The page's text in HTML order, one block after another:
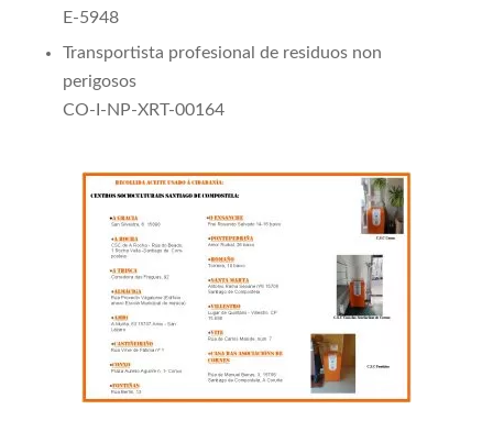
E-5948
Transportista profesional de residuos non
perigosos
CO-I-NP-XRT-00164